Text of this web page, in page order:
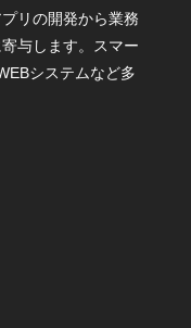
リの開発から業務
与します。スマー
システムなど多